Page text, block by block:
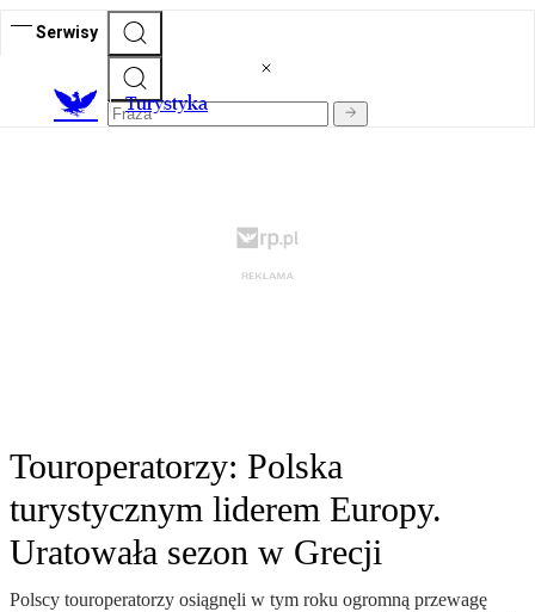
Serwisy
Turystyka
Touroperatorzy: Polska
turystycznym liderem Europy.
Uratowała sezon w Grecji
Polscy touroperatorzy osiągnęli w tym roku ogromną przewagę